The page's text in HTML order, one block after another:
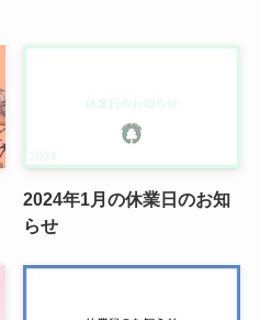
2024年1月の休業日のお知
らせ